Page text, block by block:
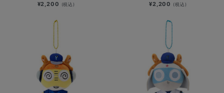
¥2,200 (税込) ¥2,200 (税込)